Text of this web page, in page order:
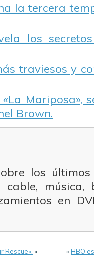
la tercera
los
traviesos y
«La Mariposa»,
Brown.
los
cable, música,
en
Rescue». » «HBO